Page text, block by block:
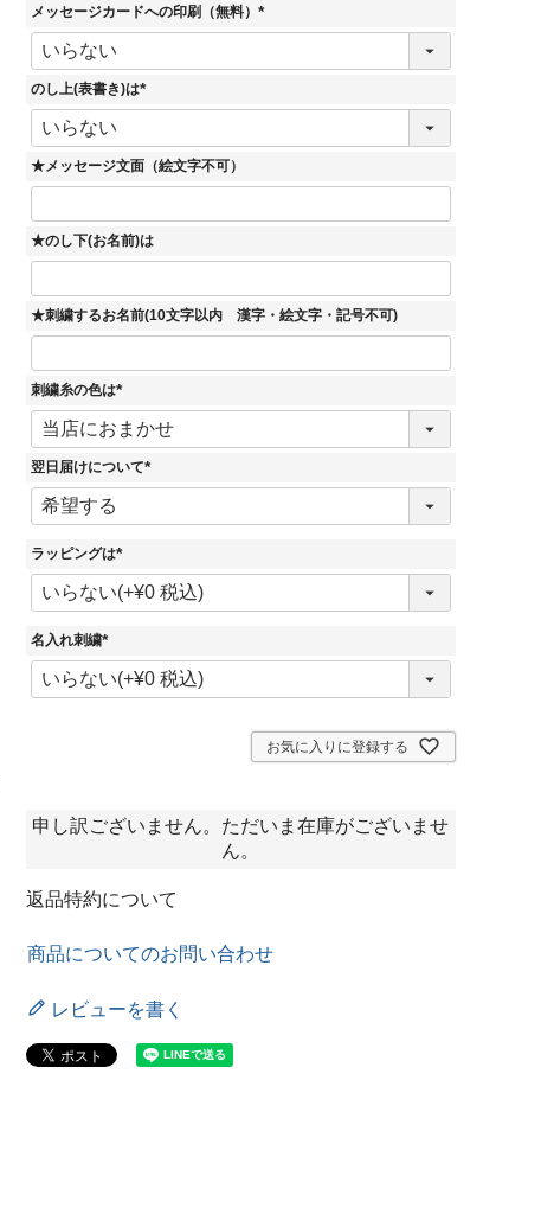
)
メッセージカードへの印刷（無料）
(
須
のし上(表書き)は
(
須
)
★メッセージ文面（絵文字不可）
★のし下(お名前)は
★刺繍するお名前(10文字以内 漢字・絵文字・記号不可)
刺繍糸の色は
(
必
須
)
翌日届けについて
(
須
ラッピングは
(
必
須
名入れ刺繍
(
必
須
お気に入りに登録する
申し訳ございません。ただいま在庫がございませ
ん。
返品特約について
商品についてのお問い合わせ
レビューを書く